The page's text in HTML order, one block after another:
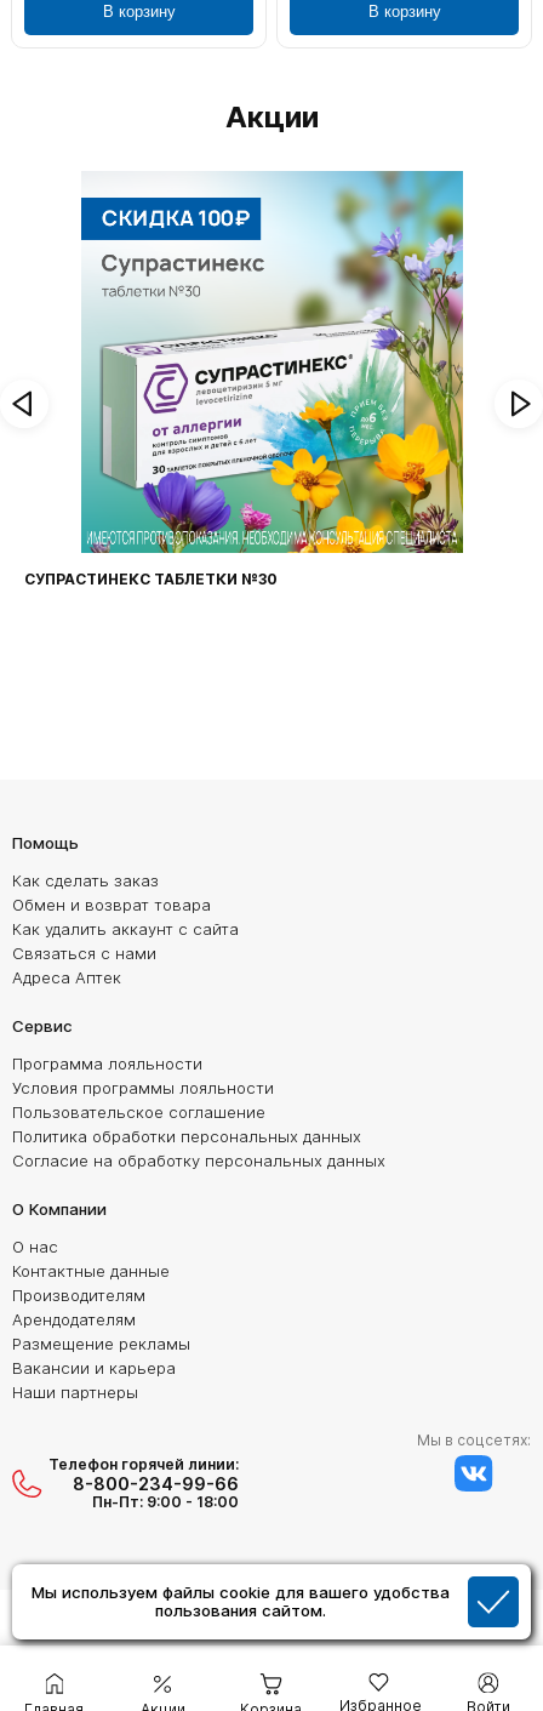
Мы используем файлы cookie для вашего удобства
пользования сайтом.
Избранное Войти
В корзину В корзину
Акции
СУПРАСТИНЕКС ТАБЛЕТКИ №30
Помощь
Как сделать заказ
Обмен и возврат товара
Как удалить аккаунт с сайта
Связаться с нами
Адреса Аптек
Сервис
Программа лояльности
Условия программы лояльности
Пользовательское соглашение
Политика обработки персональных данных
Согласие на обработку персональных данных
О Компании
О нас
Контактные данные
Производителям
Арендодателям
Размещение рекламы
Вакансии и карьера
Наши партнеры
Телефон горячей линии:
8-800-234-99-66
Пн-Пт: 9:00 - 18:00
Мы в соцсетях: